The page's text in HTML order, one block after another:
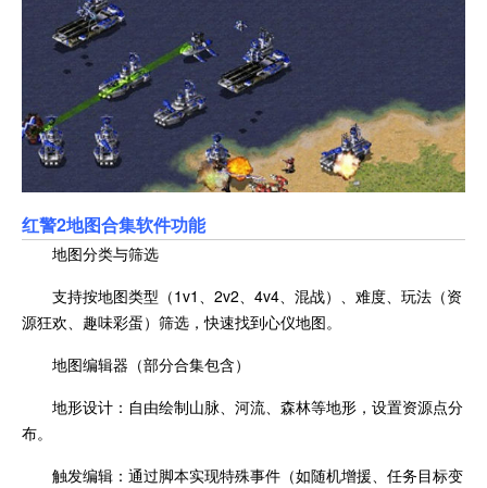
红警2地图合集软件功能
地图分类与筛选
支持按地图类型（1v1、2v2、4v4、混战）、难度、玩法（资
源狂欢、趣味彩蛋）筛选，快速找到心仪地图。
地图编辑器（部分合集包含）
地形设计：自由绘制山脉、河流、森林等地形，设置资源点分
布。
触发编辑：通过脚本实现特殊事件（如随机增援、任务目标变